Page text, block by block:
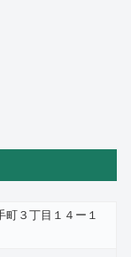
３丁目１４ー１